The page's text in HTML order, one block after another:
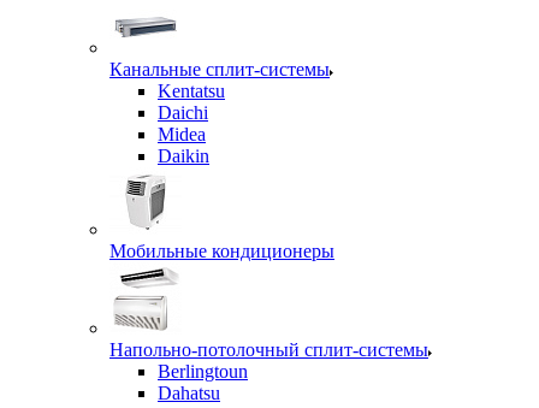
Канальные сплит-системы
Kentatsu
Daichi
Midea
Daikin
Мобильные кондиционеры
Напольно-потолочный сплит-системы
Berlingtoun
Dahatsu